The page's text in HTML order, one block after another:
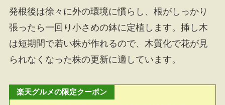
発根後は徐々に外の環境に慣らし、根がしっかり
張ったら一回り小さめの鉢に定植します。挿し木
は短期間で若い株が作れるので、木質化で花が見
られなくなった株の更新に適しています。
楽天グルメの限定クーポン